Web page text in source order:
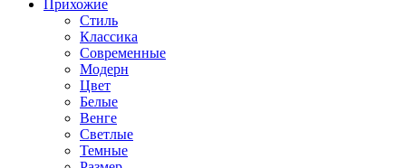
Прихожие
Стиль
Классика
Современные
Модерн
Цвет
Белые
Венге
Светлые
Темные